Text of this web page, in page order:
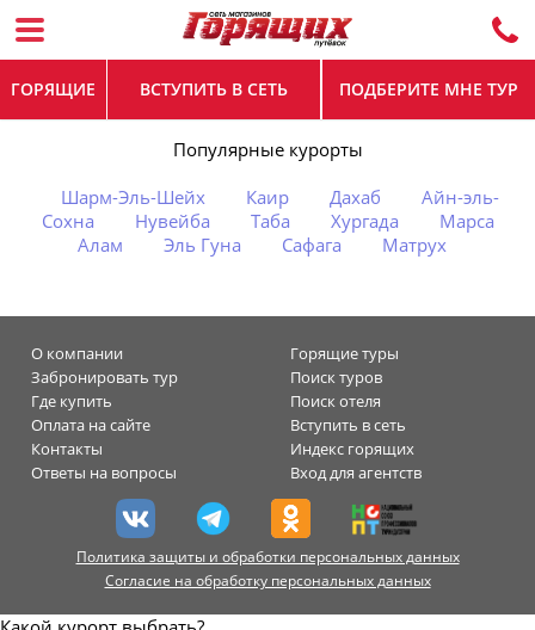
ГОРЯЩИЕ ВСТУПИТЬ В СЕТЬ ПОДБЕРИТЕ МНЕ ТУР
Популярные курорты
Шарм-Эль-Шейх
Каир Дахаб
Айн-эль-
Сохна
Нувейба Таба Хургада
Марса
Алам
Эль Гуна Сафага Матрух
О компании
Горящие туры
Забронировать тур
Поиск туров
Где купить
Поиск отеля
Оплата на сайте
Вступить в сеть
Контакты
Индекс горящих
Ответы на вопросы
Вход для агентств
Политика защиты и обработки персональных данных
Согласие на обработку персональных данных